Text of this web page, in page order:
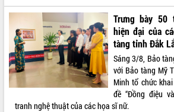
Trưng bày 50
hiện đại của
tàng tỉnh Đắk
Sáng 3/8, Bảo
với Bảo tàng Mỹ
Minh tổ chức
đề “Đồng điệu
tranh nghệ thuật của các họa sĩ nữ.